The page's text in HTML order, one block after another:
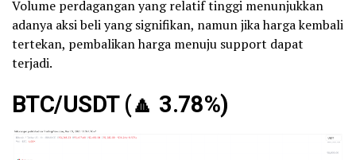
Volume perdagangan yang relatif tinggi menunjukkan
adanya aksi beli yang signifikan, namun jika harga kembali
tertekan, pembalikan harga menuju support dapat
terjadi.
BTC/USDT (🔼 3.78%)